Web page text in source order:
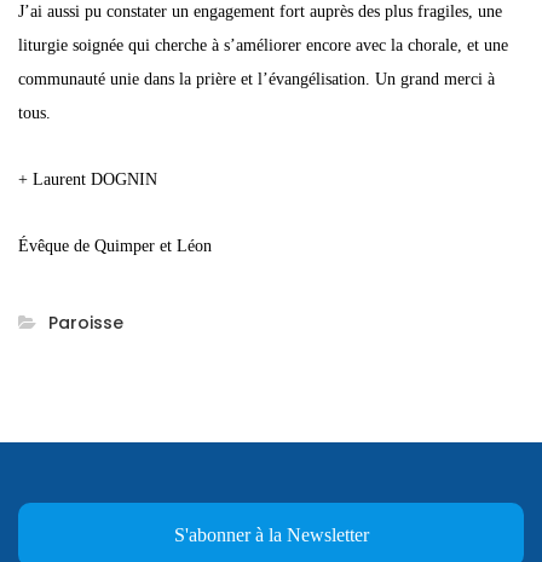
J’ai aussi pu constater un engagement fort auprès des plus fragiles, une
liturgie soignée qui cherche à s’améliorer encore avec la chorale, et une
communauté unie dans la prière et l’évangélisation. Un grand merci à
tous.
+ Laurent DOGNIN
Évêque de Quimper et Léon
Paroisse
S'abonner à la Newsletter